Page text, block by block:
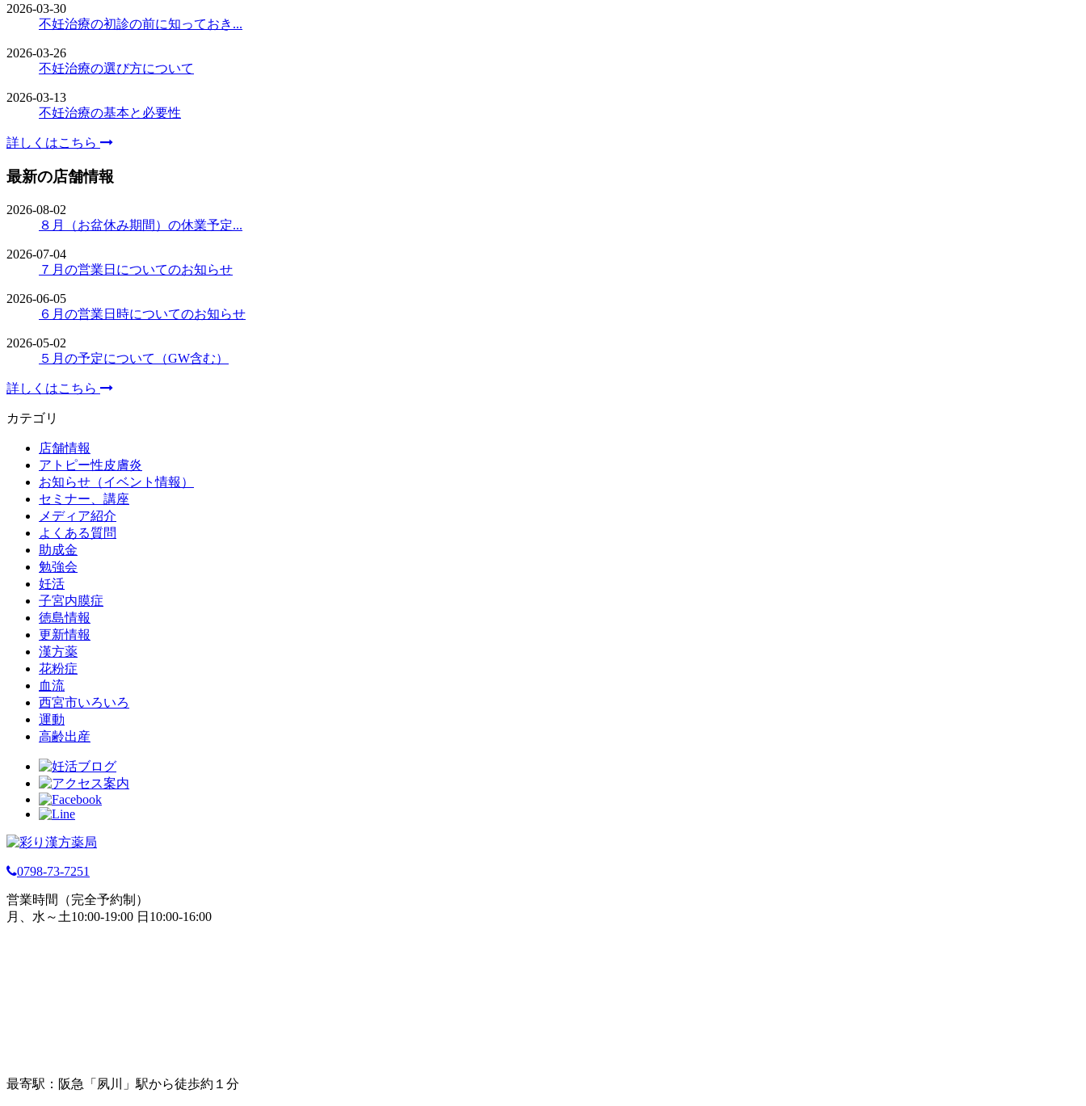
2026-03-30
不妊治療の初診の前に知っておき...
2026-03-26
不妊治療の選び方について
2026-03-13
不妊治療の基本と必要性
詳しくはこちら
最新の店舗情報
2026-08-02
８月（お盆休み期間）の休業予定...
2026-07-04
７月の営業日についてのお知らせ
2026-06-05
６月の営業日時についてのお知らせ
2026-05-02
５月の予定について（GW含む）
詳しくはこちら
カテゴリ
店舗情報
アトピー性皮膚炎
お知らせ（イベント情報）
セミナー、講座
メディア紹介
よくある質問
助成金
勉強会
妊活
子宮内膜症
徳島情報
更新情報
漢方薬
花粉症
血流
西宮市いろいろ
運動
高齢出産
0798-73-7251
営業時間（完全予約制）
月、水～土10:00-19:00 日10:00-16:00
最寄駅：阪急「夙川」駅から徒歩約１分